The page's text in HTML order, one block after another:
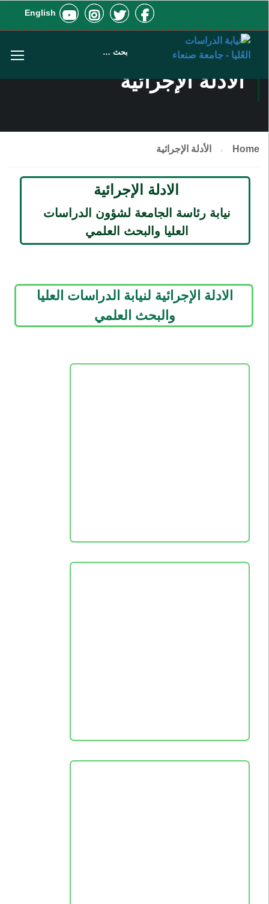
English
الأدلة الإجرائية
Home الأدلة الإجرائية
الادلة الإجرائية
نيابة رئاسة الجامعة لشؤون الدراسات
العليا والبحث العلمي
الادلة الإجرائية لنيابة الدراسات العليا
والبحث العلمي